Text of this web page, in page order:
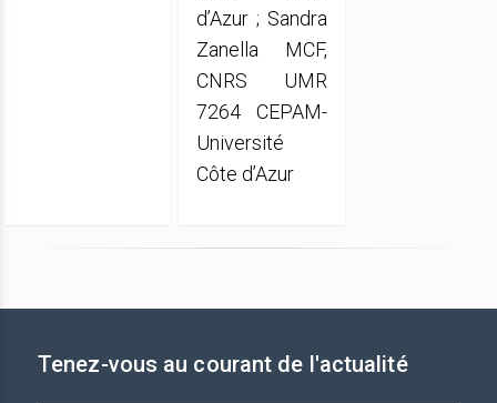
d’Azur ; Sandra
Zanella MCF,
CNRS UMR
7264 CEPAM-
Université
Côte d’Azur
Tenez-vous au courant de l'actualité